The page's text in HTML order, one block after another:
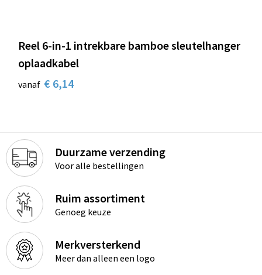
Reel 6-in-1 intrekbare bamboe sleutelhanger
oplaadkabel
vanaf € 6,14
Duurzame verzending
Voor alle bestellingen
Ruim assortiment
Genoeg keuze
Merkversterkend
Meer dan alleen een logo